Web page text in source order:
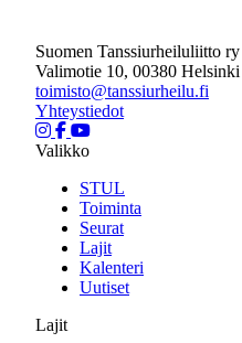
Suomen Tanssiurheiluliitto ry
Valimotie 10, 00380 Helsinki
toimisto@tanssiurheilu.fi
Yhteystiedot
Valikko
STUL
Toiminta
Seurat
Lajit
Kalenteri
Uutiset
Lajit